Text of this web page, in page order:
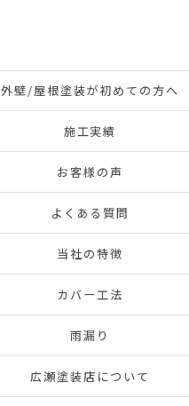
外壁/屋根塗装が初めての方へ
施工実績
お客様の声
よくある質問
当社の特徴
カバー工法
雨漏り
広瀬塗装店について